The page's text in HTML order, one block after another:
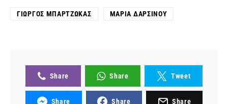
ΓΙΏΡΓΟΣ ΜΠΑΡΤΖΏΚΑΣ ΜΑΡΊΑ ΔΑΡΣΙΝΟΎ
Share Share Tweet
Share Share Share